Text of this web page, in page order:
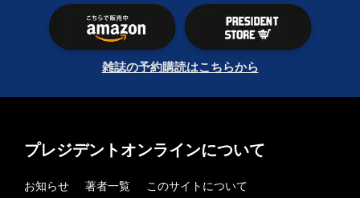
雑誌の予約購読はこちらから
プレジデントオンラインについて
お知らせ 著者一覧
このサイトについて